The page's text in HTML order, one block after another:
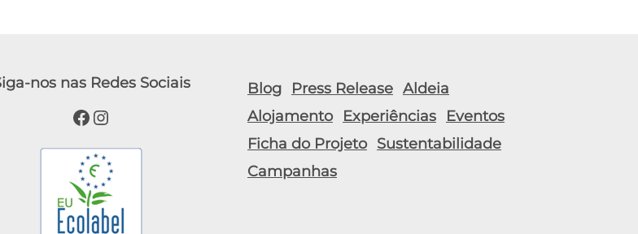
nos nas Redes Sociais
Facebook
Instagram
Blog Press Release Aldeia
Alojamento
Experiências
Eventos
Ficha do Projeto Sustentabilidade
Campanhas